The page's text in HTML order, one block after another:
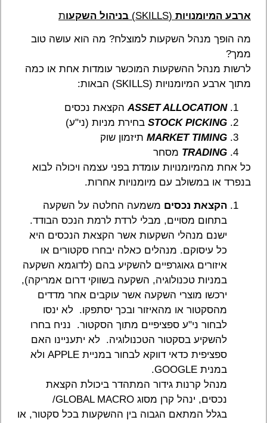
ארבע המיומנויות (
SKILLS
) בניהול השקעות
מה הופך מנהל השקעות למוצלח? מה הוא עושה טוב
ממך?
לרשות מנהל ההשקעות המוכשר עומדות אחת או כמה
מתוך ארבע המיומנויות (SKILLS) הבאות:
ASSET ALLOCATION הקצאת נכסים
STOCK PICKING בחירת מניות (ני"ע)
MARKET TIMING תיזמון שוק
TRADING מסחר
כל אחת מהמיומנויות עומדת בפני עצמה ויכולה לבוא
בנפרד או במשולב עם מיומנויות אחרות.
הקצאת נכסים משמעה החלטה על השקעה
בתחום מסויים, מבלי לרדת לרמת הנכס הבודד.
ישנם מנהלי השקעות אשר הקצאת הנכסים היא
כל עיסוקם. מנהלים כאלה יבחרו סקטורים או
איזורים גאוגרפיים להשקיע בהם (לדוגמא השקעה
במניות טכנולוגיה, השקעה בשווקי דרום אמריקה),
ירכשו מוצרי השקעה אשר עוקבים אחר מדדים
מהסקטור או מהאיזור ובכך יסתפקו. לא ינסו
לבחור ני"ע ספציפיים מתוך הסקטור. נניח בחרו
להשקיע בסקטור הטכנולוגיה. לא יתעניינו האם
ספציפית כדאי דווקא לבחור במניית APPLE ולא
במנית GOOGLE.
מנהל קרנות גידור המתהדר ביכולת הקצאת
נכסים, ינהל קרן מסוג GLOBAL MACRO/
בגלל המתאם הגבוה בין ההשקעות בכל סקטור, או